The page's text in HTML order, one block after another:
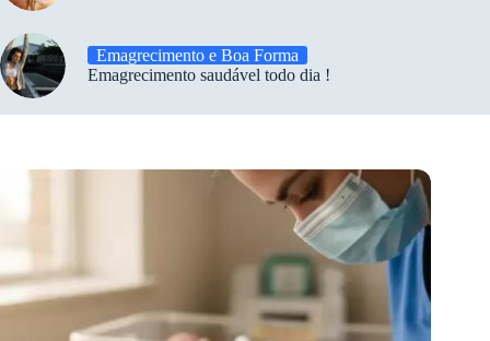
Emagrecimento e Boa Forma
Emagrecimento saudável todo dia !